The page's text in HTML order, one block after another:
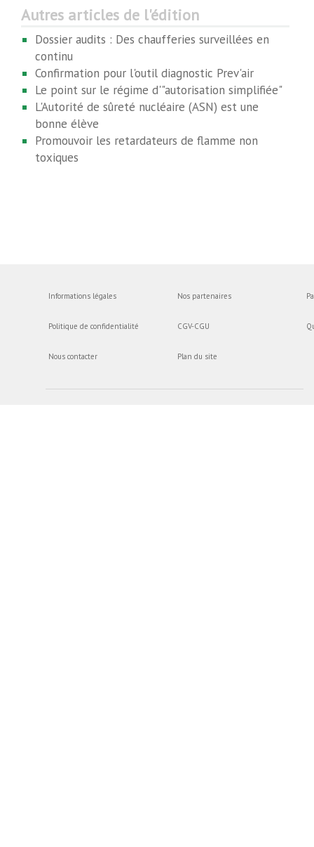
Autres articles de l'édition
Dossier audits : Des chaufferies surveillées en
continu
Confirmation pour l'outil diagnostic Prev'air
Le point sur le régime d'"autorisation simplifiée"
L'Autorité de sûreté nucléaire (ASN) est une
bonne élève
Promouvoir les retardateurs de flamme non
toxiques
Informations légales
Politique de confidentialité
Nous contacter
Nos partenaires
CGV-CGU
Plan du site